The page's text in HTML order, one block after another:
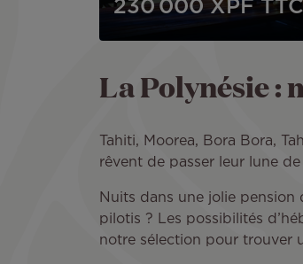
230 000 XPF TTC
La Polynésie :
Tahiti, Moorea, Bora Bora,
rêvent de passer leur lune
Nuits dans une jolie
pilotis ? Les possibilités
notre sélection pour trouver